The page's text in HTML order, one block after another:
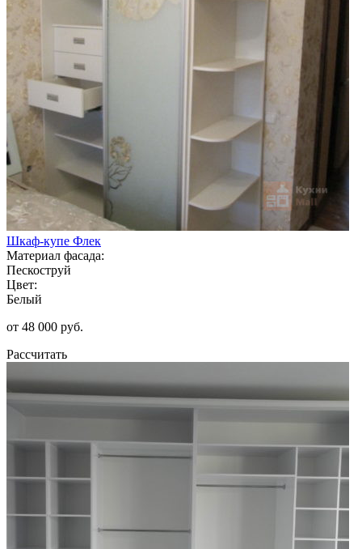
Шкаф-купе Флек
Материал фасада:
Пескоструй
Цвет:
Белый
от 48 000 руб.
Рассчитать